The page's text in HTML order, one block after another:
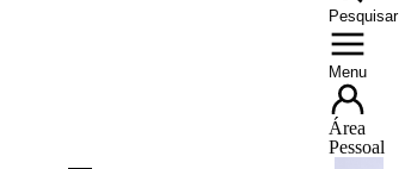
Pesquisar
Menu
Área
Pessoal